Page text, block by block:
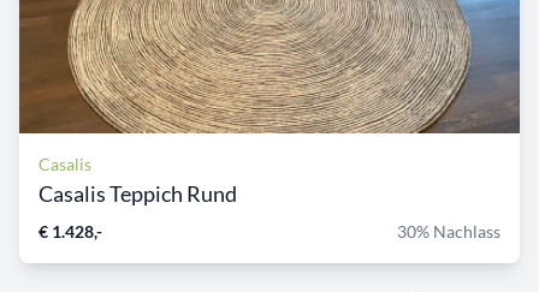
Casalis
Casalis Teppich Rund
€ 1.428,- 30% Nachlass